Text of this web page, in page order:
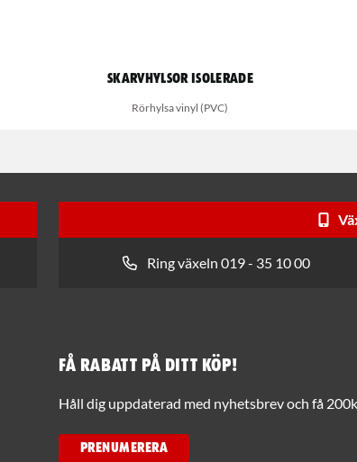
Skarvhylsor Isolerade
Rörhylsa vinyl (PVC)
Ring växeln 019 - 35 10 00
Få rabatt på ditt köp!
Håll dig uppdaterad med nyhetsbrev och få
PRENUMERERA